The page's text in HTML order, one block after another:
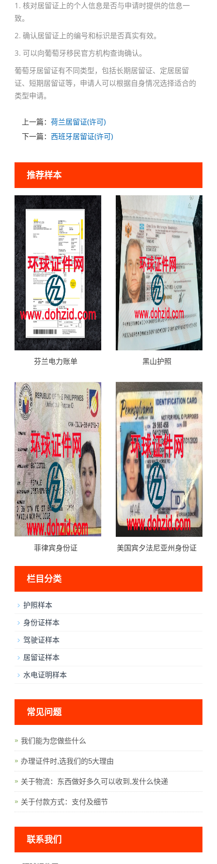
1. 核对居留证上的个人信息是否与申请时提供的信息一
致。
2. 确认居留证上的编号和标识是否真实有效。
3. 可以向葡萄牙移民官方机构查询确认。
葡萄牙居留证有不同类型，包括长期居留证、定居居留
证、短期居留证等，申请人可以根据自身情况选择适合的
类型申请。
上一篇： 荷兰居留证(许可)
下一篇： 西班牙居留证(许可)
推荐样本
芬兰电力账单 黑山护照
菲律宾身份证 美国宾夕法尼亚州身份证
栏目分类
护照样本
身份证样本
驾驶证样本
居留证样本
水电证明样本
常见问题
我们能为您做些什么
办理证件时,选我们的5大理由
关于物流：东西做好多久可以收到,发什么快递
关于付款方式：支付及细节
联系我们